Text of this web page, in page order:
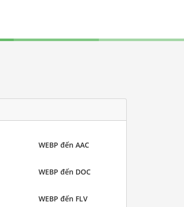
WEBP đến AAC
WEBP đến DOC
WEBP đến FLV